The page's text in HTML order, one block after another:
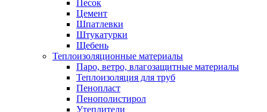
Песок
Цемент
Шпатлевки
Штукатурки
Щебень
Теплоизоляционные материалы
Паро, ветро, влагозащитные материалы
Теплоизоляция для труб
Пенопласт
Пенополистирол
Утеплители